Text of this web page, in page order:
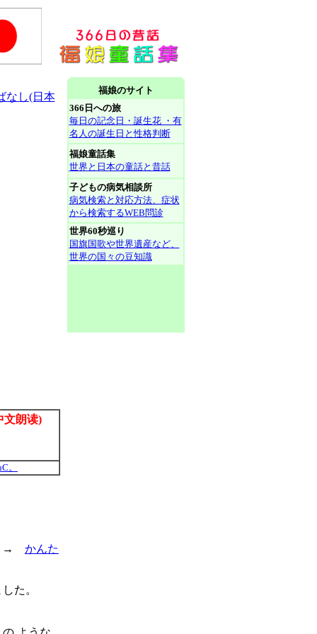
なし(日本
文朗读)
。
かんた
た。
福娘のサイト
366日への旅
毎日の記念日・誕生花 ・有
名人の誕生日と性格判断
福娘童話集
世界と日本の童話と昔話
子どもの病気相談所
病気検索と対応方法、症状
から検索するWEB問診
世界60秒巡り
国旗国歌や世界遺産など、
世界の国々の豆知識